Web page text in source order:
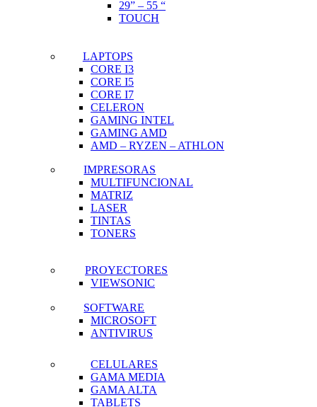
29” – 55 “
TOUCH
LAPTOPS
CORE I3
CORE I5
CORE I7
CELERON
GAMING INTEL
GAMING AMD
AMD – RYZEN – ATHLON
IMPRESORAS
MULTIFUNCIONAL
MATRIZ
LASER
TINTAS
TONERS
PROYECTORES
VIEWSONIC
SOFTWARE
MICROSOFT
ANTIVIRUS
CELULARES
GAMA MEDIA
GAMA ALTA
TABLETS